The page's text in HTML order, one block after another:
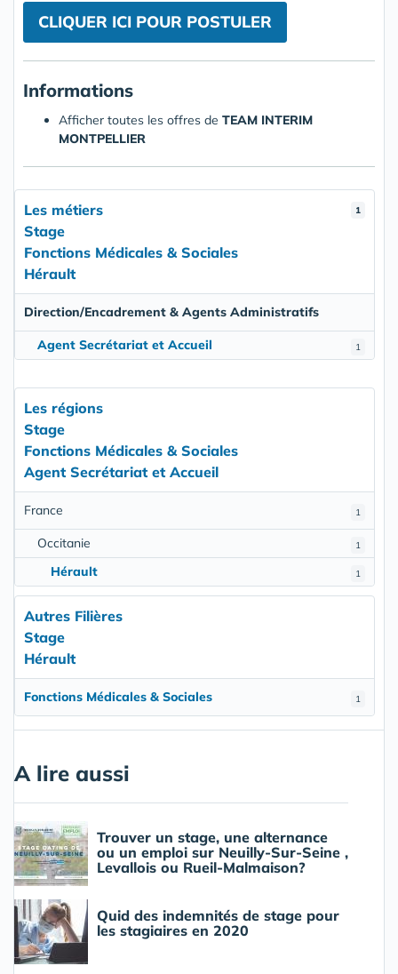
CLIQUER ICI POUR POSTULER
Informations
Afficher toutes les offres de TEAM INTERIM
MONTPELLIER
1
Les métiers
Stage
Fonctions Médicales & Sociales
Hérault
Direction/Encadrement & Agents Administratifs
1
Agent Secrétariat et Accueil
Les régions
Stage
Fonctions Médicales & Sociales
Agent Secrétariat et Accueil
1
France
1
Occitanie
1
Hérault
Autres Filières
Stage
Hérault
1
Fonctions Médicales & Sociales
A lire aussi
Trouver un stage, une alternance
ou un emploi sur Neuilly-Sur-Seine ,
Levallois ou Rueil-Malmaison?
Quid des indemnités de stage pour
les stagiaires en 2020